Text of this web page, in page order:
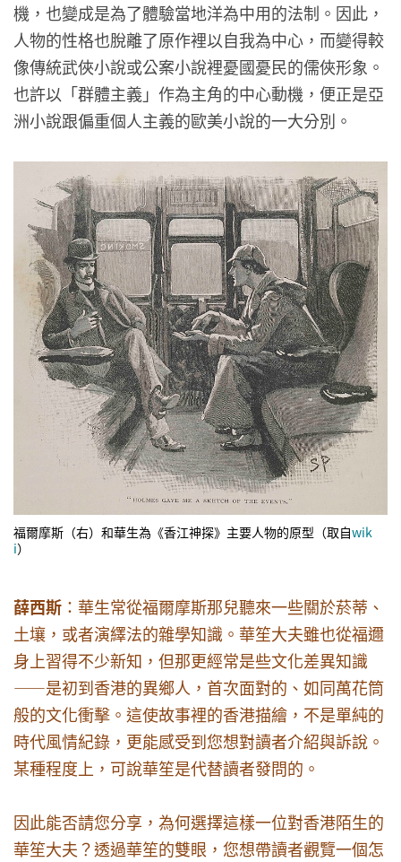
機，也變成是為了體驗當地洋為中用的法制。因此，
人物的性格也脫離了原作裡以自我為中心，而變得較
像傳統武俠小說或公案小說裡憂國憂民的儒俠形象。
也許以「群體主義」作為主角的中心動機，便正是亞
洲小說跟偏重個人主義的歐美小說的一大分別。
福爾摩斯（右）和華生為《香江神探》主要人物的原型（取自wik
i）
薛西斯 ：華生常從福爾摩斯那兒聽來一些關於菸蒂、
土壤，或者演繹法的雜學知識。華笙大夫雖也從福邇
身上習得不少新知，但那更經常是些文化差異知識
——是初到香港的異鄉人，首次面對的、如同萬花筒
般的文化衝擊。這使故事裡的香港描繪，不是單純的
時代風情紀錄，更能感受到您想對讀者介紹與訴說。
某種程度上，可說華笙是代替讀者發問的。
因此能否請您分享，為何選擇這樣一位對香港陌生的
華笙大夫？透過華笙的雙眼，您想帶讀者觀覽一個怎